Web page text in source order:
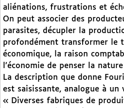
aliénations, frustrations et
On peut associer des
parasites, décupler la
profondément transformer le
économique, la raison
l’économie de penser la
La description que donne
est saisissante, analogue à un
« Diverses fabriques de